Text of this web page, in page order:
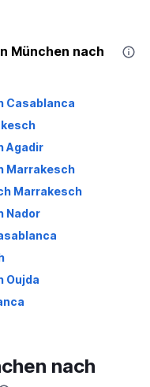
München nach
Casablanca
Agadir
Marrakesch
Marrakesch
Nador
Oujda
nach